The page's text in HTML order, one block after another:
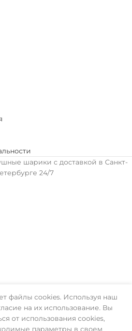
шарики с доставкой в Санкт-
24/7
файлы cookies. Используя наш
на их использование. Вы
от использования cookies,
параметры в своем